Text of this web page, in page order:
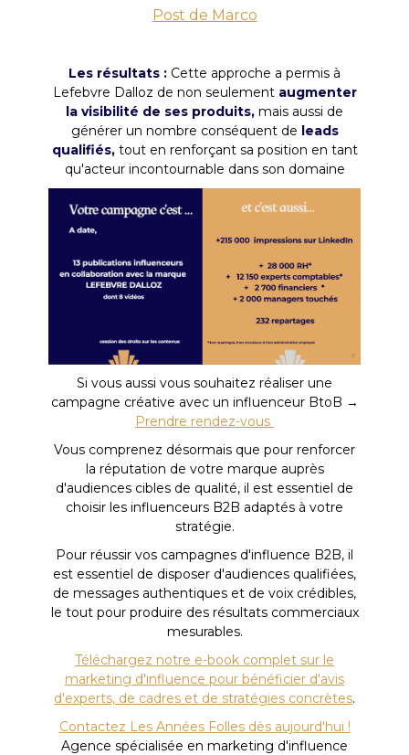
Post de Marco
Les résultats : Cette approche a permis à
Lefebvre Dalloz de non seulement augmenter
la visibilité de ses produits, mais aussi de
générer un nombre conséquent de leads
qualifiés,tout en renforçant sa position en tant
qu'acteur incontournable dans son domaine
Si vous aussi vous souhaitez réaliser une
campagne créative avec un influenceur BtoB →
Prendre rendez-vous
Vous comprenez désormais que pour renforcer
la réputation de votre marque auprès
d'audiences cibles de qualité, il est essentiel de
choisir les influenceurs B2B adaptés à votre
stratégie.
Pour réussir vos campagnes d'influence B2B, il
est essentiel de disposer d'audiences qualifiées,
de messages authentiques et de voix crédibles,
le tout pour produire des résultats commerciaux
mesurables.
Téléchargez notre e-book complet sur le
marketing d'influence pour bénéficier d'avis
d'experts, de cadres et de stratégies concrètes.
Contactez Les Années Folles dès aujourd'hui !
Agence spécialisée en marketing d'influence